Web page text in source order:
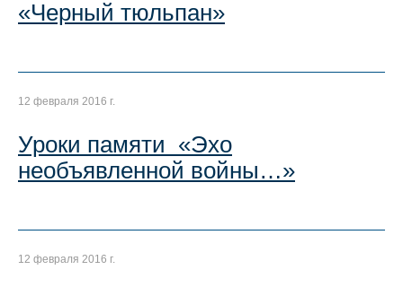
«Черный тюльпан»
12 февраля 2016 г.
Уроки памяти «Эхо
необъявленной войны…»
12 февраля 2016 г.